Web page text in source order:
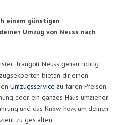
einem günstigen
Umzug von Neuss nach
Traugott Neuss genau richtig!
bieten dir einen
Umzugsservice zu fairen Preisen.
oder ein ganzes Haus umziehen
und das Know-how, um deinen
zu gestalten.